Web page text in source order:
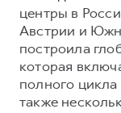
центры в
Австрии и
построила
которая
полного цикла
также